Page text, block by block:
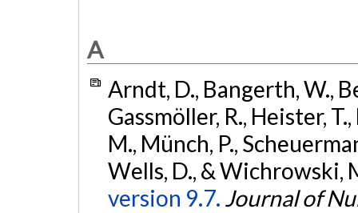
A
Arndt, D., Bangerth, W.,
Gassmöller, R., Heister,
M., Münch, P.,
Wells, D., & Wichrowski,
version 9.7. Journal of